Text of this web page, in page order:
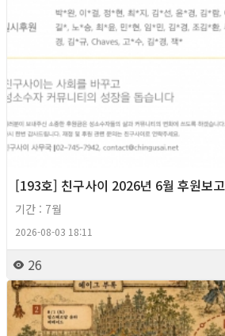
[193호] 친구사이 2026년 6월 후원보고
기간 : 7월
2026-08-03 18:11
26